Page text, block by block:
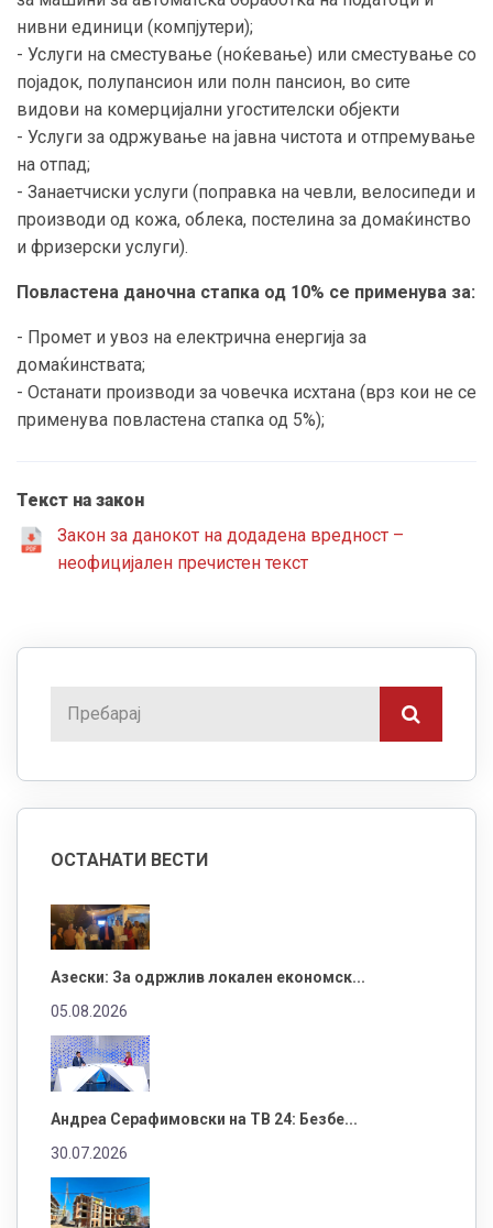
нивни единици (компјутери);
- Услуги на сместување (ноќевање) или сместување со
појадок, полупансион или полн пансион, во сите
видови на комерцијални угостителски објекти
- Услуги за одржување на јавна чистота и отпремување
на отпад;
- Занаетчиски услуги (поправка на чевли, велосипеди и
производи од кожа, облека, постелина за домаќинство
и фризерски услуги).
Повластена даночна стапка од 10% се применува за:
- Промет и увоз на електрична енергија за
домаќинствата;
- Останати производи за човечка исхтана (врз кои не се
применува повластена стапка од 5%);
Текст на закон
Закон за данокот на додадена вредност –
неофицијален пречистен текст
ОСТАНАТИ ВЕСТИ
Азески: За одржлив локален економск...
05.08.2026
Андреа Серафимовски на ТВ 24: Безбе...
30.07.2026